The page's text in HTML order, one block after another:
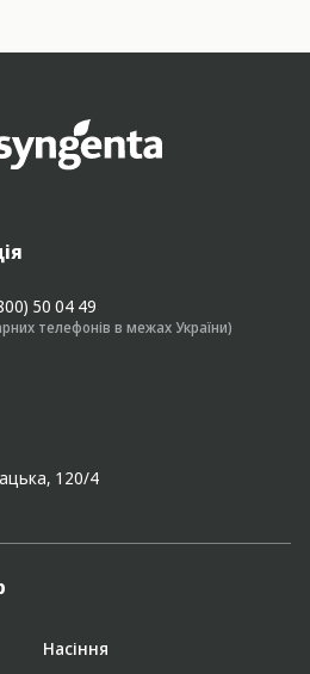
50 04 49
телефонів в межах України)
120/4
Насіння